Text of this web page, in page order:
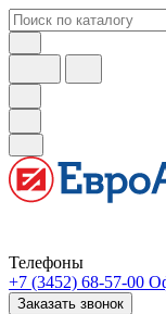
Телефоны
+7 (3452) 68-57-00
Заказать звонок